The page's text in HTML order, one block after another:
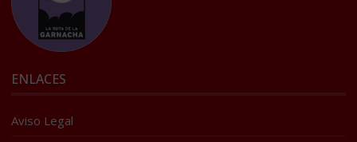
ENLACES
Aviso Legal